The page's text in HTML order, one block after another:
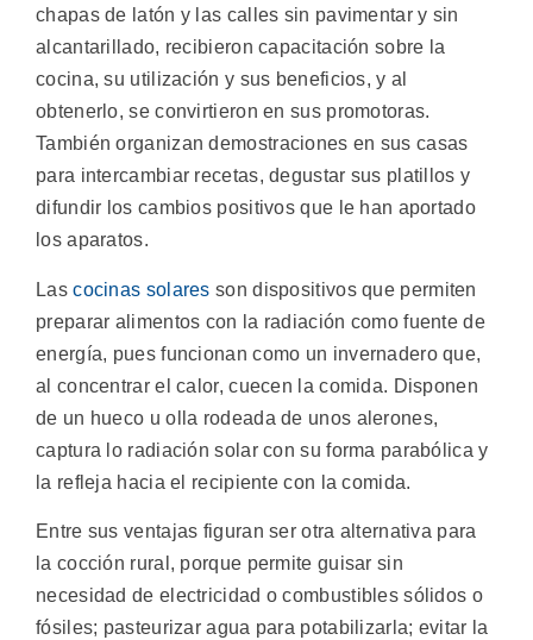
chapas de latón y las calles sin pavimentar y sin
alcantarillado, recibieron capacitación sobre la
cocina, su utilización y sus beneficios, y al
obtenerlo, se convirtieron en sus promotoras.
También organizan demostraciones en sus casas
para intercambiar recetas, degustar sus platillos y
difundir los cambios positivos que le han aportado
los aparatos.
Lascocinas solares son dispositivos que permiten
preparar alimentos con la radiación como fuente de
energía, pues funcionan como un invernadero que,
al concentrar el calor, cuecen la comida. Disponen
de un hueco u olla rodeada de unos alerones,
captura lo radiación solar con su forma parabólica y
la refleja hacia el recipiente con la comida.
Entre sus ventajas figuran ser otra alternativa para
la cocción rural, porque permite guisar sin
necesidad de electricidad o combustibles sólidos o
fósiles; pasteurizar agua para potabilizarla; evitar la